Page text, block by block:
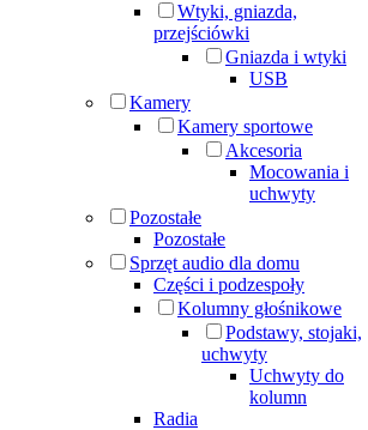
Wtyki, gniazda,
przejściówki
Gniazda i wtyki
USB
Kamery
Kamery sportowe
Akcesoria
Mocowania i
uchwyty
Pozostałe
Pozostałe
Sprzęt audio dla domu
Części i podzespoły
Kolumny głośnikowe
Podstawy, stojaki,
uchwyty
Uchwyty do
kolumn
Radia